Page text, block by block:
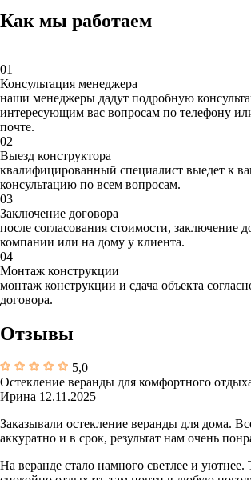
Как мы работаем
01
Консультация менеджера
наши менеджеры дадут подробную
интересующим вас вопросам по телефону
почте.
02
Выезд конструктора
квалифицированный специалист выедет к
консультацию по всем вопросам.
03
Заключение договора
после согласования стоимости, заключение
компании или на дому у клиента.
04
Монтаж конструкции
монтаж конструкции и сдача объекта
договора.
Отзывы
5,0
Остекление веранды для комфортного
Ирина 12.11.2025
Заказывали остекление веранды для дома.
аккуратно и в срок, результат нам очень
На веранде стало намного светлее и